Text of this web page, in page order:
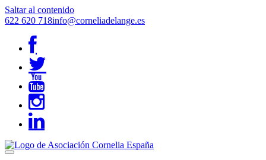
Saltar al contenido
622 620 718info@corneliadelange.es